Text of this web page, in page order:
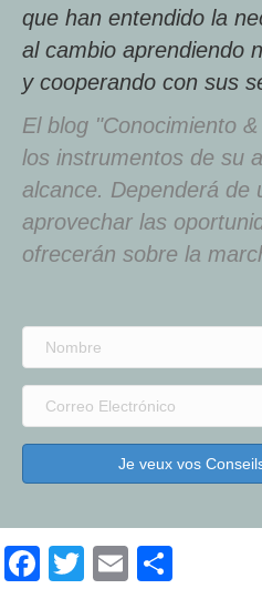
que han entendido la
al cambio aprendiendo
y cooperando con sus
El blog "Conocimiento
los instrumentos de su
alcance. Dependerá de
aprovechar las
ofrecerán sobre la
Je veux vos
Facebook
TwitterEmail